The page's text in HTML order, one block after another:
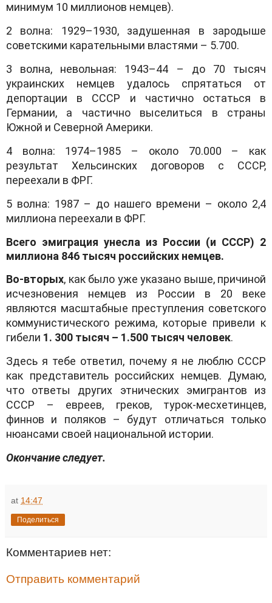
минимум 10 миллионов немцев).
2 волна: 1929–1930, задушенная в зародыше
советскими карательными властями – 5.700.
3 волна, невольная: 1943–44 – до 70 тысяч
украинских немцев удалось спрятаться от
депортации в СССР и частично остаться в
Германии, а частично выселиться в страны
Южной и Северной Америки.
4 волна: 1974–1985 – около 70.000 – как
результат Хельсинских договоров с СССР,
переехали в ФРГ.
5 волна: 1987 – до нашего времени – около 2,4
миллиона переехали в ФРГ.
Всего эмиграция унесла из России (и СССР) 2
миллиона 846 тысяч российских немцев.
Во-вторых, как было уже указано выше, причиной
исчезновения немцев из России в 20 веке
являются масштабные преступления советского
коммунистического режима, которые привели к
гибели 1. 300 тысяч – 1.500 тысяч человек.
Здесь я тебе ответил, почему я не люблю СССР
как представитель российских немцев. Думаю,
что ответы других этнических эмигрантов из
СССР – евреев, греков, турок-месхетинцев,
финнов и поляков – будут отличаться только
нюансами своей национальной истории.
Окончание следует.
at 14:47
Поделиться
Комментариев нет:
Отправить комментарий